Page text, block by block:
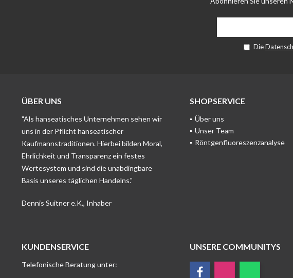
Die
ÜBER UNS
"Als hanseatisches Unternehmen sehen wir
uns in der Pflicht hanseatischer
Kaufmannstraditionen. Hierbei bilden Moral,
Ehrlichkeit und Transparenz ein festes
Wertesystem und sind die unabdingbare
Basis unseres täglichen Handelns."
Dennis Suitner e.K., Inhaber
SHOPSERVICE
Über uns
Unser Team
Röntgenfluoreszenzanalyse
KUNDENSERVICE
Telefonische Beratung unter:
UNSERE COMMUNITYS